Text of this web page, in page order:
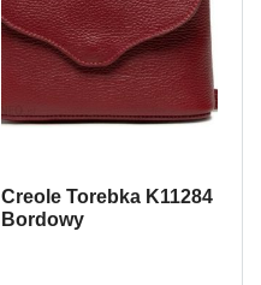
Creole Torebka K11284
Bordowy